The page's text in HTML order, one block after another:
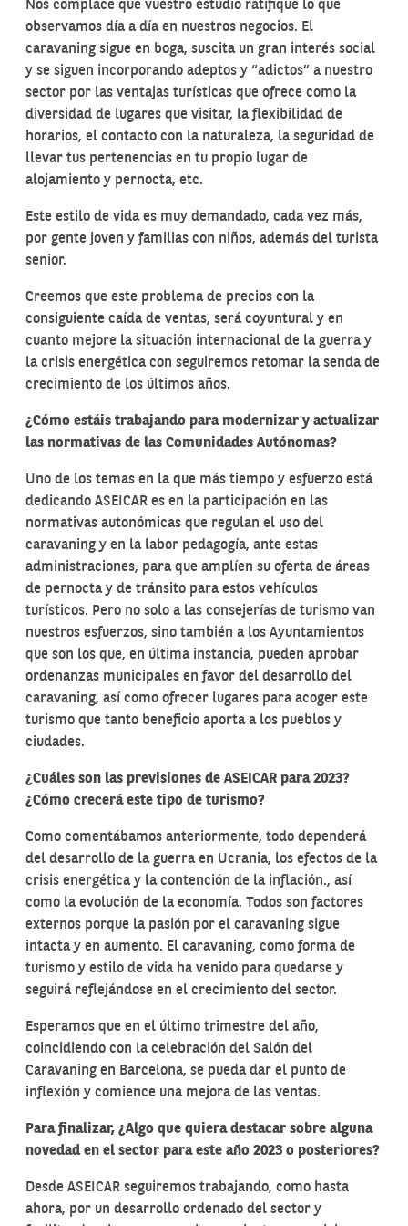
Nos complace que vuestro estudio ratifique lo que
observamos día a día en nuestros negocios. El
caravaning sigue en boga, suscita un gran interés social
y se siguen incorporando adeptos y “adictos” a nuestro
sector por las ventajas turísticas que ofrece como la
diversidad de lugares que visitar, la flexibilidad de
horarios, el contacto con la naturaleza, la seguridad de
llevar tus pertenencias en tu propio lugar de
alojamiento y pernocta, etc.
Este estilo de vida es muy demandado, cada vez más,
por gente joven y familias con niños, además del turista
senior.
Creemos que este problema de precios con la
consiguiente caída de ventas, será coyuntural y en
cuanto mejore la situación internacional de la guerra y
la crisis energética con seguiremos retomar la senda de
crecimiento de los últimos años.
¿Cómo estáis trabajando para modernizar y actualizar
las normativas de las Comunidades Autónomas?
Uno de los temas en la que más tiempo y esfuerzo está
dedicando ASEICAR es en la participación en las
normativas autonómicas que regulan el uso del
caravaning y en la labor pedagogía, ante estas
administraciones, para que amplíen su oferta de áreas
de pernocta y de tránsito para estos vehículos
turísticos. Pero no solo a las consejerías de turismo van
nuestros esfuerzos, sino también a los Ayuntamientos
que son los que, en última instancia, pueden aprobar
ordenanzas municipales en favor del desarrollo del
caravaning, así como ofrecer lugares para acoger este
turismo que tanto beneficio aporta a los pueblos y
ciudades.
¿Cuáles son las previsiones de ASEICAR para 2023?
¿Cómo crecerá este tipo de turismo?
Como comentábamos anteriormente, todo dependerá
del desarrollo de la guerra en Ucrania, los efectos de la
crisis energética y la contención de la inflación., así
como la evolución de la economía. Todos son factores
externos porque la pasión por el caravaning sigue
intacta y en aumento. El caravaning, como forma de
turismo y estilo de vida ha venido para quedarse y
seguirá reflejándose en el crecimiento del sector.
Esperamos que en el último trimestre del año,
coincidiendo con la celebración del Salón del
Caravaning en Barcelona, se pueda dar el punto de
inflexión y comience una mejora de las ventas.
Para finalizar, ¿Algo que quiera destacar sobre alguna
novedad en el sector para este año 2023 o posteriores?
Desde ASEICAR seguiremos trabajando, como hasta
ahora, por un desarrollo ordenado del sector y